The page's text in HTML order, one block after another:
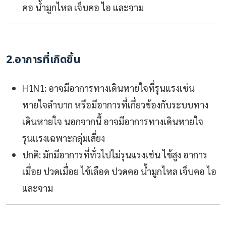
คอ น้ำมูกไหล เจ็บคอ ไอ และจาม
2.อาการที่เกิดขึ้น
H1N1: อาจมีอาการทางเดินหายใจที่รุนแรงเช่น
หายใจลำบาก หรือมีอาการที่เกี่ยวข้องกับระบบทาง
เดินหายใจ นอกจากนี้ อาจมีอาการทางเดินหายใจ
รุนแรงเฉพาะกลุ่มเสี่ยง
ปกติ: มักมีอาการที่ทั่วไปไม่รุนแรงเช่น ไข้สูง อาการ
เมื่อย ปวดเมื่อย ไข้เลือด ปวดคอ น้ำมูกไหล เจ็บคอ ไอ
และจาม